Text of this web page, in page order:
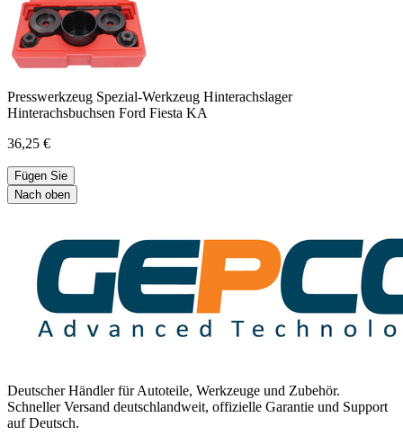
Presswerkzeug Spezial-Werkzeug Hinterachslager
Hinterachsbuchsen Ford Fiesta KA
36,25 €
Fügen Sie
Nach oben
Deutscher Händler für Autoteile, Werkzeuge und Zubehör.
Schneller Versand deutschlandweit, offizielle Garantie und Support
auf Deutsch.